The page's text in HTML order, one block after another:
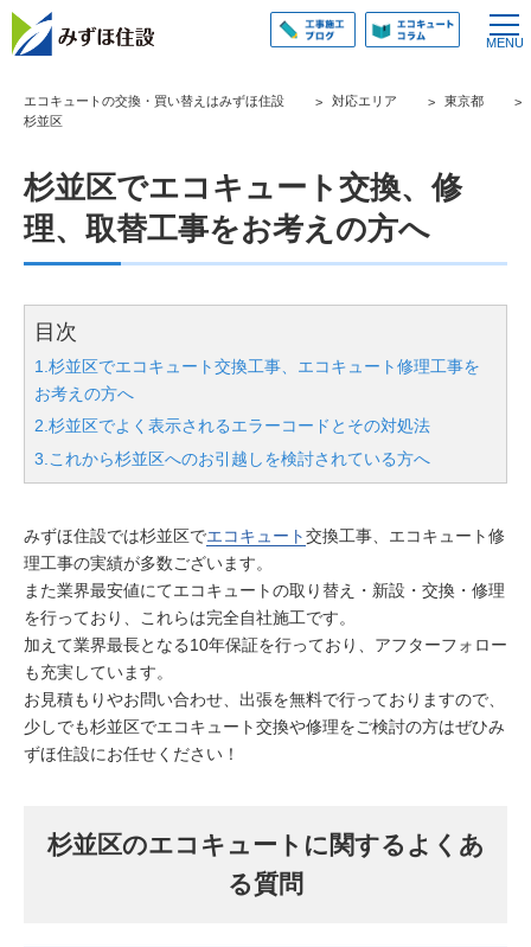
エコキュートの交換・買い替えはみずほ住設 対応エリア
東京都
杉並区
杉並区でエコキュート交換、修
理、取替工事をお考えの方へ
目次
1.杉並区でエコキュート交換工事、エコキュート修理工事を
お考えの方へ
2.杉並区でよく表示されるエラーコードとその対処法
3.これから杉並区へのお引越しを検討されている方へ
みずほ住設では杉並区でエコキュート交換工事、エコキュート修
理工事の実績が多数ございます。
また業界最安値にてエコキュートの取り替え・新設・交換・修理
を行っており、これらは完全自社施工です。
加えて業界最長となる10年保証を行っており、アフターフォロー
も充実しています。
お見積もりやお問い合わせ、出張を無料で行っておりますので、
少しでも杉並区でエコキュート交換や修理をご検討の方はぜひみ
ずほ住設にお任せください！
杉並区のエコキュートに関するよくあ
る質問